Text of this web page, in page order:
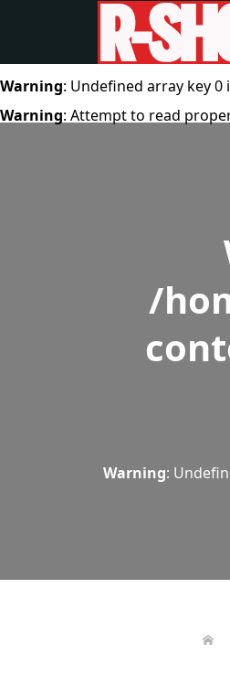
Warning: Undefined array key 0
Warning: Attempt to read
/
Warning: